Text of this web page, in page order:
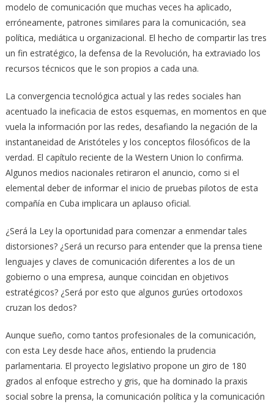
modelo de comunicación que muchas veces ha aplicado,
erróneamente, patrones similares para la comunicación, sea
política, mediática u organizacional. El hecho de compartir las tres
un fin estratégico, la defensa de la Revolución, ha extraviado los
recursos técnicos que le son propios a cada una.
La convergencia tecnológica actual y las redes sociales han
acentuado la ineficacia de estos esquemas, en momentos en que
vuela la información por las redes, desafiando la negación de la
instantaneidad de Aristóteles y los conceptos filosóficos de la
verdad. El capítulo reciente de la Western Union lo confirma.
Algunos medios nacionales retiraron el anuncio, como si el
elemental deber de informar el inicio de pruebas pilotos de esta
compañía en Cuba implicara un aplauso oficial.
¿Será la Ley la oportunidad para comenzar a enmendar tales
distorsiones? ¿Será un recurso para entender que la prensa tiene
lenguajes y claves de comunicación diferentes a los de un
gobierno o una empresa, aunque coincidan en objetivos
estratégicos? ¿Será por esto que algunos gurúes ortodoxos
cruzan los dedos?
Aunque sueño, como tantos profesionales de la comunicación,
con esta Ley desde hace años, entiendo la prudencia
parlamentaria. El proyecto legislativo propone un giro de 180
grados al enfoque estrecho y gris, que ha dominado la praxis
social sobre la prensa, la comunicación política y la comunicación